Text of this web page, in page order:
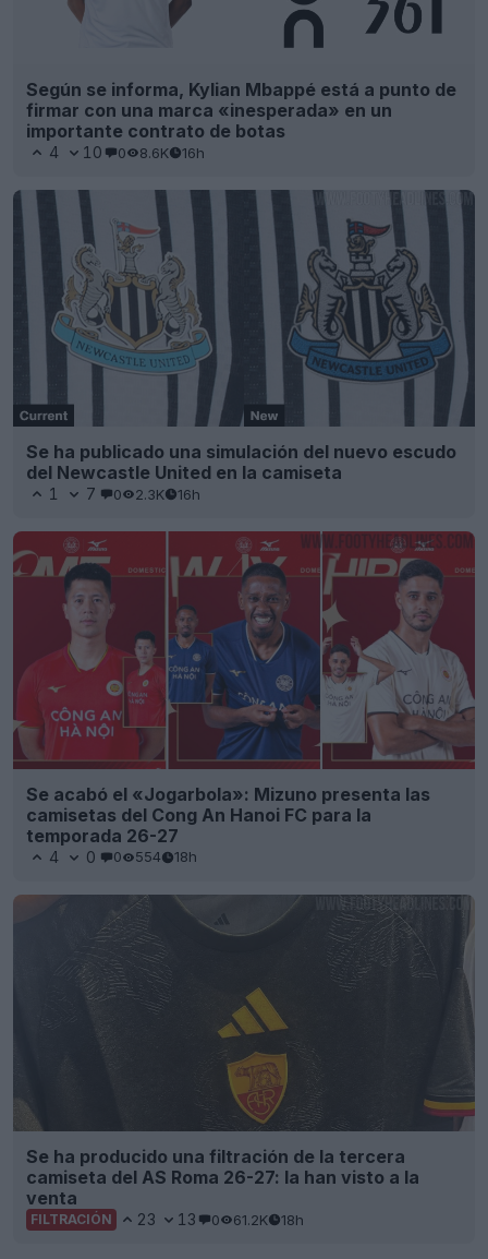
Según se informa, Kylian Mbappé está a punto de
firmar con una marca «inesperada» en un
importante contrato de botas
4 10 0 8.6K 16h
Se ha publicado una simulación del nuevo escudo
del Newcastle United en la camiseta
1 7 0 2.3K 16h
Se acabó el «Jogarbola»: Mizuno presenta las
camisetas del Cong An Hanoi FC para la
temporada 26-27
4 0 0 554 18h
Se ha producido una filtración de la tercera
camiseta del AS Roma 26-27: la han visto a la
venta
FILTRACIÓN 23 13 0 61.2K 18h